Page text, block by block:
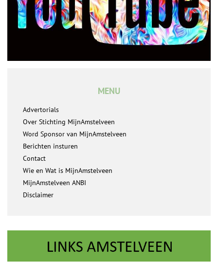
MENU
Advertorials
Over Stichting MijnAmstelveen
Word Sponsor van MijnAmstelveen
Berichten insturen
Contact
Wie en Wat is MijnAmstelveen
MijnAmstelveen ANBI
Disclaimer